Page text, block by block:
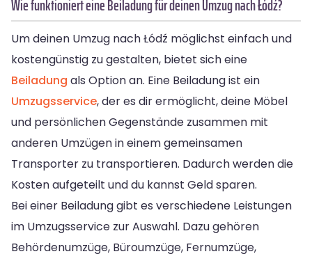
Wie funktioniert eine Beiladung für deinen Umzug nach Łódź?
Um deinen Umzug nach Łódź möglichst einfach und
kostengünstig zu gestalten, bietet sich eine
Beiladung als Option an. Eine Beiladung ist ein
Umzugsservice, der es dir ermöglicht, deine Möbel
und persönlichen Gegenstände zusammen mit
anderen Umzügen in einem gemeinsamen
Transporter zu transportieren. Dadurch werden die
Kosten aufgeteilt und du kannst Geld sparen.
Bei einer Beiladung gibt es verschiedene Leistungen
im Umzugsservice zur Auswahl. Dazu gehören
Behördenumzüge, Büroumzüge, Fernumzüge,